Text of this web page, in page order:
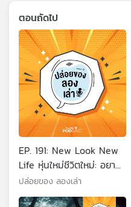
ตอนถัดไป
EP. 191: New Look New
Life หุ่นใหม่ชีวิตใหม่: อยาก
ผอมก็แค่งด 3 อย่าง |
มหาวิทยาลัยทักษิณ
ปล่อยของ ลองเล่า